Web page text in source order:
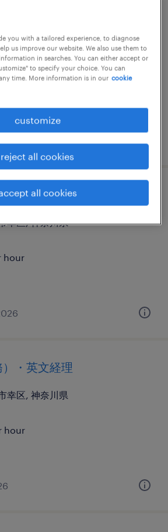
幸区, 神奈川県
hour
ピッキング・梱包
幸区, 神奈川県
hour
・英文経理
幸区, 神奈川県
hour
you with a tailored experience, to diagnose
us improve our website. We also use them to
in searches. You can either accept or
to specify your choice. You can
time. More information is in our cookie
customize
reject all cookies
all cookies